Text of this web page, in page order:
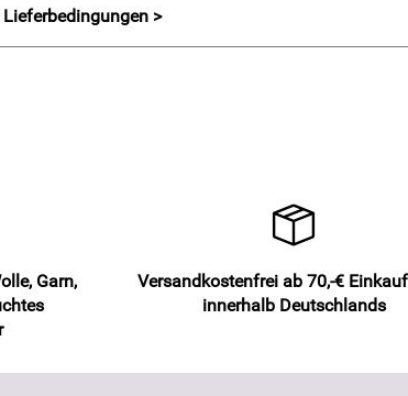
>
Garn,
Versandkostenfrei ab 70,-€
innerhalb Deutschlands